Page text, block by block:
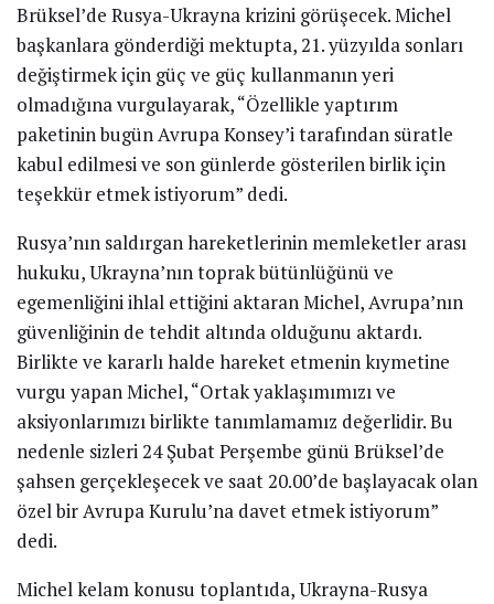
Brüksel’de Rusya-Ukrayna krizini görüşecek. Michel
başkanlara gönderdiği mektupta, 21. yüzyılda sonları
değiştirmek için güç ve güç kullanmanın yeri
olmadığına vurgulayarak, “Özellikle yaptırım
paketinin bugün Avrupa Konsey’i tarafından süratle
kabul edilmesi ve son günlerde gösterilen birlik için
teşekkür etmek istiyorum” dedi.
Rusya’nın saldırgan hareketlerinin memleketler arası
hukuku, Ukrayna’nın toprak bütünlüğünü ve
egemenliğini ihlal ettiğini aktaran Michel, Avrupa’nın
güvenliğinin de tehdit altında olduğunu aktardı.
Birlikte ve kararlı halde hareket etmenin kıymetine
vurgu yapan Michel, “Ortak yaklaşımımızı ve
aksiyonlarımızı birlikte tanımlamamız değerlidir. Bu
nedenle sizleri 24 Şubat Perşembe günü Brüksel’de
şahsen gerçekleşecek ve saat 20.00’de başlayacak olan
özel bir Avrupa Kurulu’na davet etmek istiyorum”
dedi.
Michel kelam konusu toplantıda, Ukrayna-Rusya